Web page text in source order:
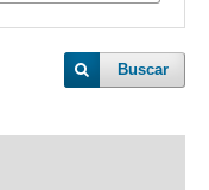
Buscar